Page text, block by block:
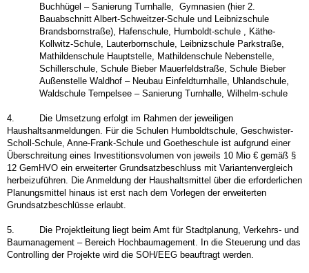
Buchhügel – Sanierung Turnhalle, Gymnasien (hier 2.
Bauabschnitt Albert-Schweitzer-Schule und Leibnizschule
Brandsbornstraße), Hafenschule, Humboldt-schule , Käthe-
Kollwitz-Schule, Lauterbornschule, Leibnizschule Parkstraße,
Mathildenschule Hauptstelle, Mathildenschule Nebenstelle,
Schillerschule, Schule Bieber Mauerfeldstraße, Schule Bieber
Außenstelle Waldhof – Neubau Einfeldturnhalle, Uhlandschule,
Waldschule Tempelsee – Sanierung Turnhalle, Wilhelm-schule
4. Die Umsetzung erfolgt im Rahmen der jeweiligen
Haushaltsanmeldungen. Für die Schulen Humboldtschule, Geschwister-
Scholl-Schule, Anne-Frank-Schule und Goetheschule ist aufgrund einer
Überschreitung eines Investitionsvolumen von jeweils 10 Mio € gemäß §
12 GemHVO ein erweiterter Grundsatzbeschluss mit Variantenvergleich
herbeizuführen. Die Anmeldung der Haushaltsmittel über die erforderlichen
Planungsmittel hinaus ist erst nach dem Vorlegen der erweiterten
Grundsatzbeschlüsse erlaubt.
5. Die Projektleitung liegt beim Amt für Stadtplanung, Verkehrs- und
Baumanagement – Bereich Hochbaumagement. In die Steuerung und das
Controlling der Projekte wird die SOH/EEG beauftragt werden.